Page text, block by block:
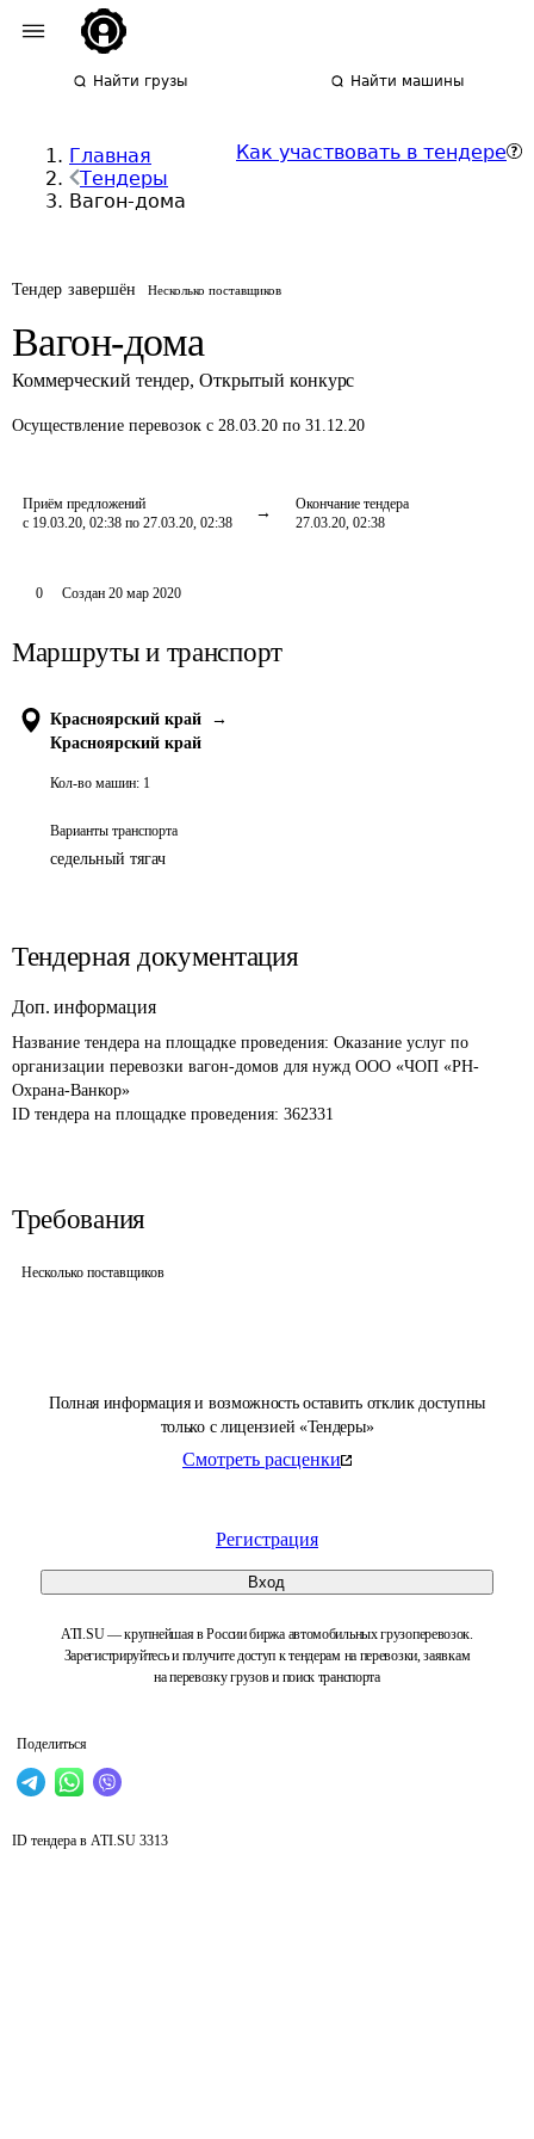
Найти грузы Найти машины
Главная
Тендеры
Вагон-дома
Как участвовать в тендере
Тендер завершён Несколько поставщиков
Вагон-дома
Коммерческий тендер, Открытый конкурс
Осуществление перевозок с 28.03.20 по 31.12.20
Приём предложений
с 19.03.20, 02:38 по 27.03.20, 02:38
Окончание тендера
27.03.20, 02:38
Полная информация и возможность оставить отклик доступны
только с лицензией «Тендеры»
Смотреть расценки
Регистрация
Вход
ATI.SU — крупнейшая в России биржа автомобильных грузоперевозок.
Зарегистрируйтесь и получите доступ к тендерам на перевозки, заявкам
на перевозку грузов и поиск транспорта
Поделиться
0 Создан 20 мар 2020
Маршруты и транспорт
Красноярский край
→
Красноярский край
Кол-во машин: 1
Варианты транспорта
седельный тягач
Тендерная документация
Доп. информация
Название тендера на площадке проведения: Оказание услуг по
организации перевозки вагон-домов для нужд ООО «ЧОП «РН-
Охрана-Ванкор»
ID тендера на площадке проведения: 362331
Требования
Несколько поставщиков
ID тендера в ATI.SU 3313